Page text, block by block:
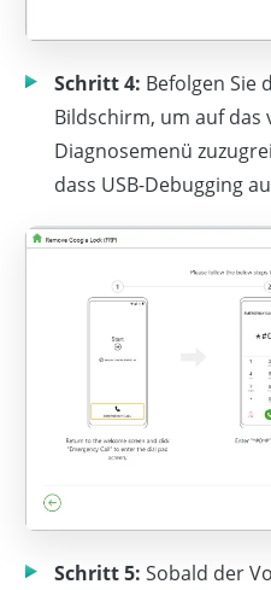
Schritt 4: Befolgen Sie
Bildschirm, um auf das
Diagnosemenü
dass USB-Debugging
Schritt 5: Sobald der